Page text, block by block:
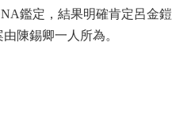
鑑定，結果明確肯定呂金鎧
陳錫卿一人所為。